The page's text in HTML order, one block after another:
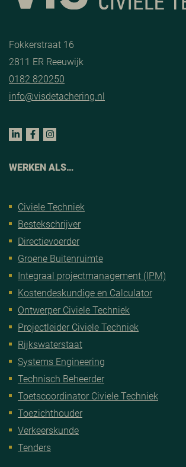
Fokkerstraat 16
2811 ER Reeuwijk
0182 820250
info@visdetachering.nl
WERKEN ALS…
Civiele Techniek
Bestekschrijver
Directievoerder
Groene Buitenruimte
Integraal projectmanagement (IPM)
Kostendeskundige en Calculator
Ontwerper Civiele Techniek
Projectleider Civiele Techniek
Rijkswaterstaat
Systems Engineering
Technisch Beheerder
Toetscoordinator Civiele Techniek
Toezichthouder
Verkeerskunde
Tenders